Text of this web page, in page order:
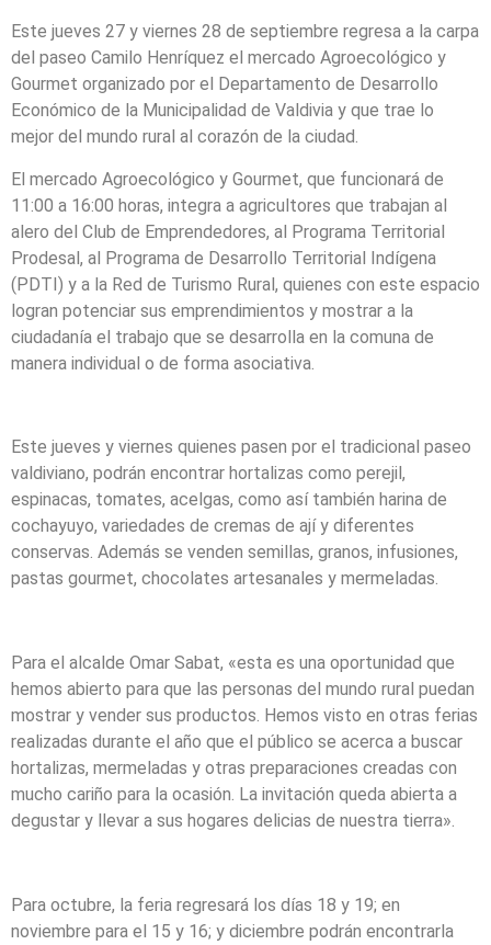
Este jueves 27 y viernes 28 de septiembre regresa a la carpa
del paseo Camilo Henríquez el mercado Agroecológico y
Gourmet organizado por el Departamento de Desarrollo
Económico de la Municipalidad de Valdivia y que trae lo
mejor del mundo rural al corazón de la ciudad.
El mercado Agroecológico y Gourmet, que funcionará de
11:00 a 16:00 horas, integra a agricultores que trabajan al
alero del Club de Emprendedores, al Programa Territorial
Prodesal, al Programa de Desarrollo Territorial Indígena
(PDTI) y a la Red de Turismo Rural, quienes con este espacio
logran potenciar sus emprendimientos y mostrar a la
ciudadanía el trabajo que se desarrolla en la comuna de
manera individual o de forma asociativa.
Este jueves y viernes quienes pasen por el tradicional paseo
valdiviano, podrán encontrar hortalizas como perejil,
espinacas, tomates, acelgas, como así también harina de
cochayuyo, variedades de cremas de ají y diferentes
conservas. Además se venden semillas, granos, infusiones,
pastas gourmet, chocolates artesanales y mermeladas.
Para el alcalde Omar Sabat, «esta es una oportunidad que
hemos abierto para que las personas del mundo rural puedan
mostrar y vender sus productos. Hemos visto en otras ferias
realizadas durante el año que el público se acerca a buscar
hortalizas, mermeladas y otras preparaciones creadas con
mucho cariño para la ocasión. La invitación queda abierta a
degustar y llevar a sus hogares delicias de nuestra tierra».
Para octubre, la feria regresará los días 18 y 19; en
noviembre para el 15 y 16; y diciembre podrán encontrarla